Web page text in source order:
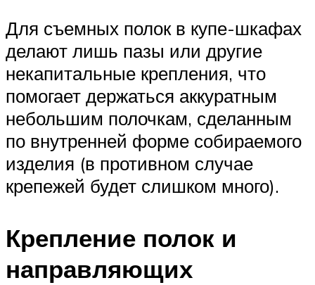
Для съемных полок в купе-шкафах
делают лишь пазы или другие
некапитальные крепления, что
помогает держаться аккуратным
небольшим полочкам, сделанным
по внутренней форме собираемого
изделия (в противном случае
крепежей будет слишком много).
Крепление полок и
направляющих